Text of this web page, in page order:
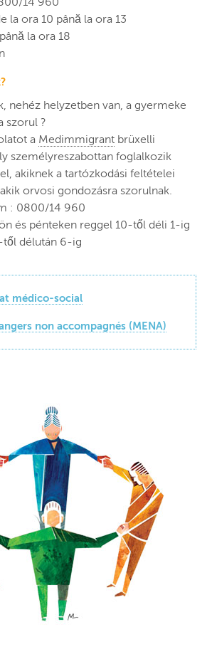
la ora 10 până la ora 13
la ora 18
nehéz helyzetben van, a gyermeke
szorul ?
a Medimmigrant brüxelli
személyreszabottan foglalkozik
akiknek a tartózkodási feltételei
orvosi gondozásra szorulnak.
: 0800/14 960
és pénteken reggel 10-től déli 1-ig
től délután 6-ig
médico-social
non accompagnés (MENA)